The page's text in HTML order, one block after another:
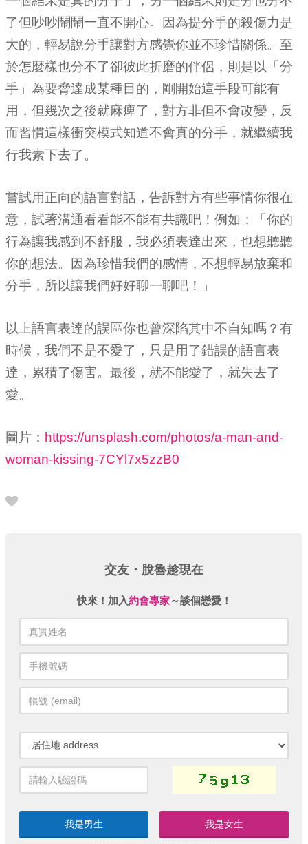
了但吵吵鬧鬧一直不開心。因為提分手的殺傷力是
大的，輕易說分手讓對方感覺你並不珍惜關係。至
於怎麼樣也分不了卻彼此折磨的伴侶，則是以「分
手」為要脅達成某種目的，剛開始這手段可能有
用，但幾次之後就麻痺了，對方非但不會改變，反
而習慣這樣衝突模式知道不會真的分手，就繼續我
行我素下去了。
嘗試用正向的語言對話，告訴對方有些事情你很在
意，試著溝通看看能不能有共識吧！例如：「你的
行為讓我感到不舒服，我必須表達出來，也想聽聽
你的想法。因為珍惜我們的感情，不想輕易放棄和
分手，所以讓我們好好聊一聊吧！」
以上語言表達的誤區你也曾深陷其中不自知嗎？有
時候，我們不是不愛了，只是用了錯誤的語言表
達，累積了傷害。最後，就不能愛了，就失去了
愛。
圖片： https://unsplash.com/photos/a-man-and-
woman-kissing-7CYl7x5zzB0
交友・脫魯趁現在
快來！加入約會專家～談個戀愛！
我是男生 我是女生